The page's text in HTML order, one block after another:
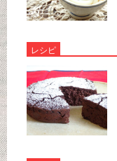
レシピ